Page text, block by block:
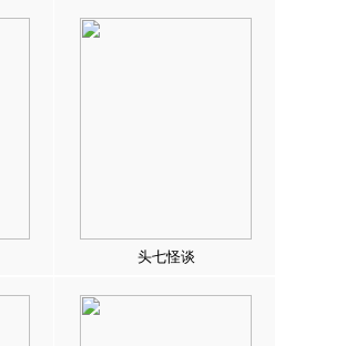
头七怪谈